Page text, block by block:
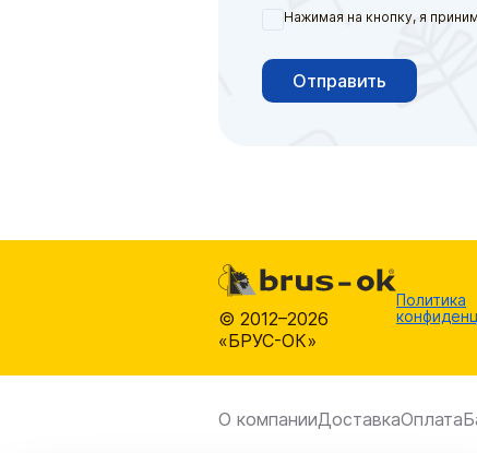
Нажимая на кнопку, я
Отправить
© 2012–2026
«БРУС-ОК»
Политика
О компанииДоставкаОплата